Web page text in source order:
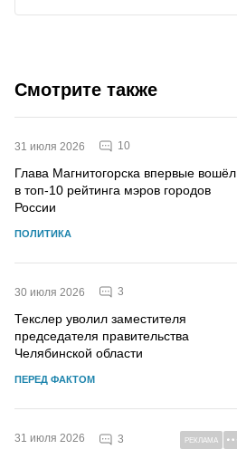
Смотрите также
31 июля 2026 10
Глава Магнитогорска впервые вошёл
в топ-10 рейтинга мэров городов
России
ПОЛИТИКА
30 июля 2026 3
Текслер уволил заместителя
председателя правительства
Челябинской области
ПЕРЕД ФАКТОМ
31 июля 2026 3 РЕКЛАМА